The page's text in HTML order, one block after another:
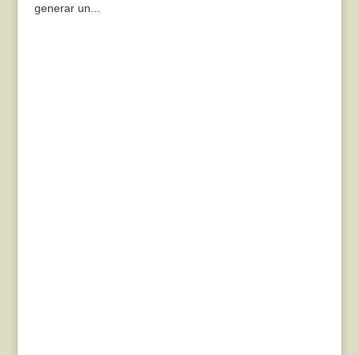
generar un...